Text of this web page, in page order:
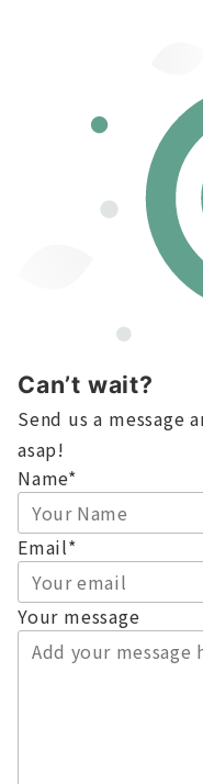
Can’t wait?
Send us a
asap!
Name*
Email*
Your message